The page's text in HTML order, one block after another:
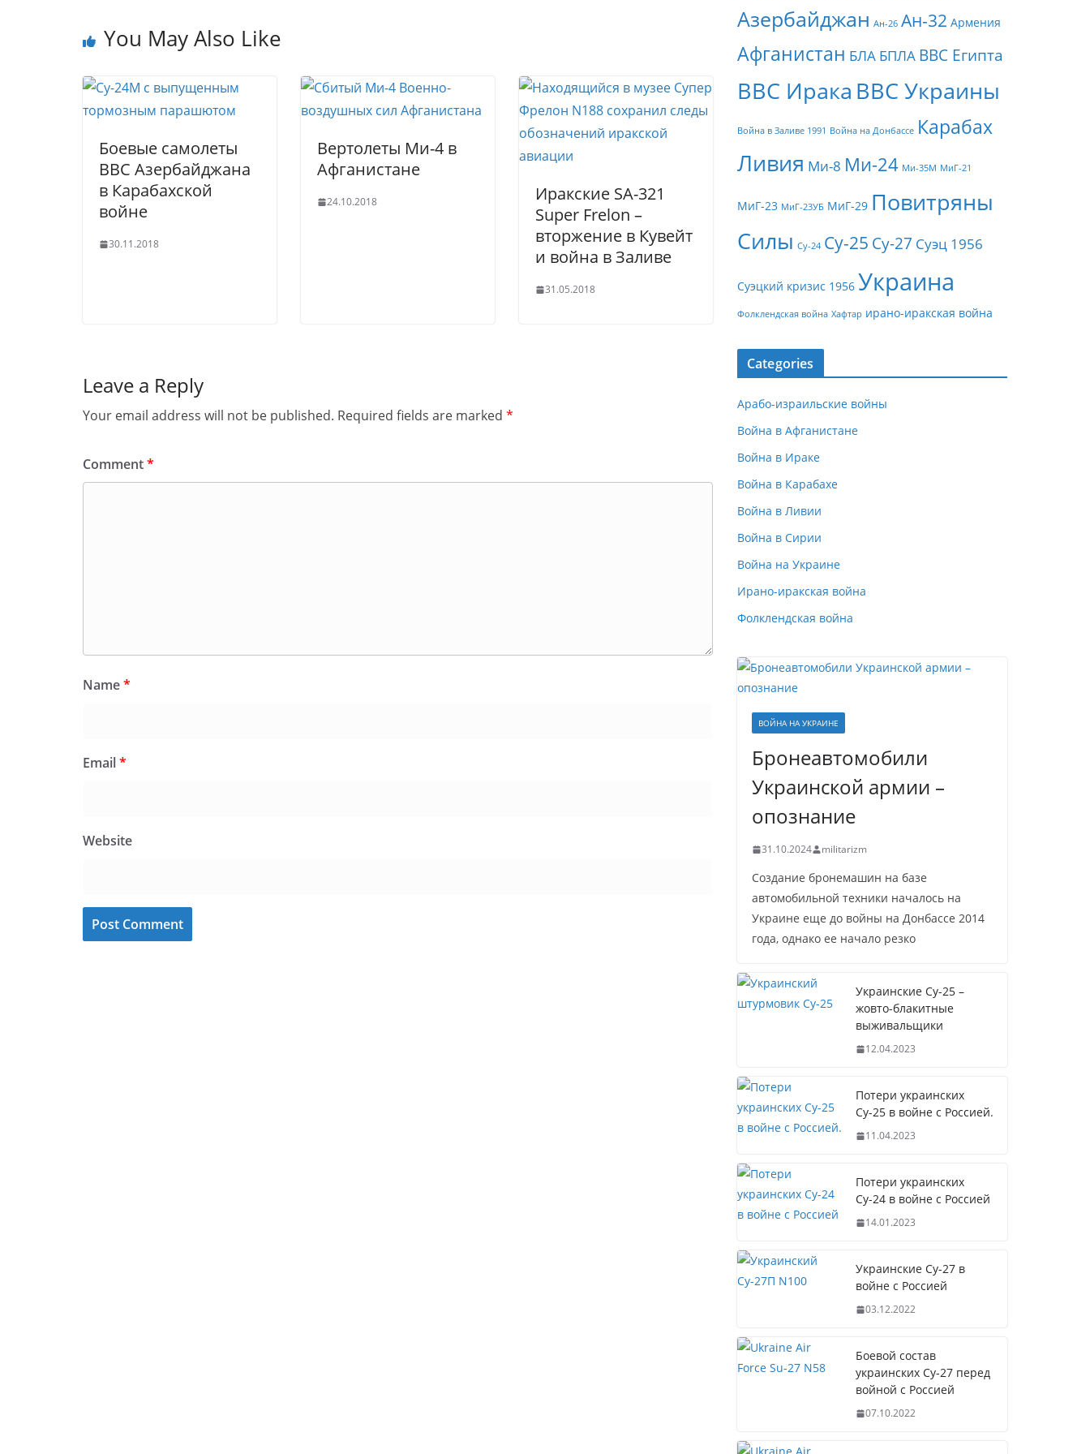
r
al
a
ni
ki
o
k
You May Also Like
Боевые самолеты
ВВС Азербайджана
в Карабахской
войне
30.11.2018
Вертолеты Ми-4 в
Афганистане
24.10.2018
Иракские SA-321
Super Frelon –
вторжение в Кувейт
и война в Заливе
31.05.2018
Leave a Reply
Your email address will not be published. Required fields are marked *
Comment*
Name*
Email*
Website
Азербайджан Ан-26 Ан-32 Армения
Афганистан БЛА БПЛА ВВС Египта
ВВС Ирака ВВС Украины
Война в Заливе 1991 Война на Донбассе Карабах
Ливия Ми-8 Ми-24 Ми-35М МиГ-21
МиГ-23 МиГ-23УБ МиГ-29 Повитряны
Силы Су-24 Су-25 Су-27 Суэц 1956
Суэцкий кризис 1956 Украина
Фолклендская война Хафтар ирано-иракская война
Categories
Арабо-израильские войны
Война в Афганистане
Война в Ираке
Война в Карабахе
Война в Ливии
Война в Сирии
Война на Украине
Ирано-иракская война
Фолклендская война
ВОЙНА НА УКРАИНЕ
Бронеавтомобили
Украинской армии –
опознание
31.10.2024 militarizm
Создание бронемашин на базе
автомобильной техники началось на
Украине еще до войны на Донбассе 2014
года, однако ее начало резко
Украинские Су-25 –
жовто-блакитные
выживальщики
12.04.2023
Потери украинских
Су-25 в войне с Россией.
11.04.2023
Потери украинских
Су-24 в войне с Россией
14.01.2023
Украинские Су-27 в
войне с Россией
03.12.2022
Боевой состав
украинских Су-27 перед
войной с Россией
07.10.2022